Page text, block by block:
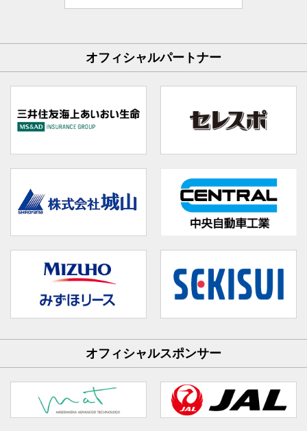
オフィシャルパートナー
オフィシャルスポンサー